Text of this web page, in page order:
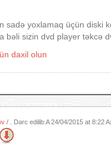
sadə yoxlamaq üçün diski
bəli sizin dvd player təkcə
daxil olun
/ . Dərc edilib:A24/04/2015 at 8:22